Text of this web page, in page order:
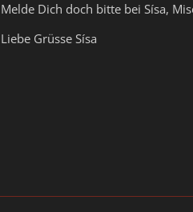
Melde Dich doch bitte bei Sísa,
Liebe Grüsse Sísa